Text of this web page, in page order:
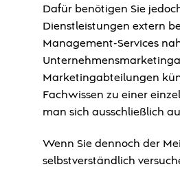
Dafür benötigen Sie
Dienstleistungen extern
Management-Services
Marketingabteilungen
Fachwissen zu einer
man sich ausschließlich
Wenn Sie dennoch der
selbstverständlich